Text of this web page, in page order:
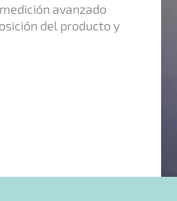
avanzado
del producto y